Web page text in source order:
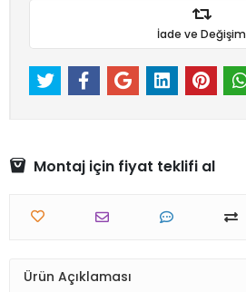
İade ve Değişim
Montaj için fiyat teklifi al
Ürün Açıklaması